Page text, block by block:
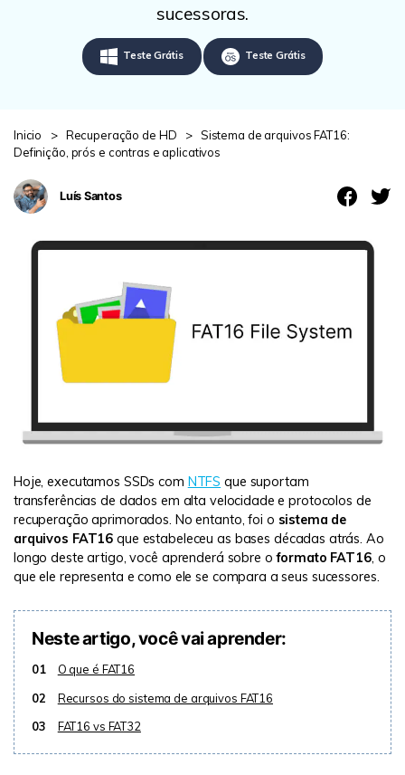
Teste Grátis
Outros Produtos
UBackit - Backup de Dados
ENCONTRAR MAIS SOLUÇÕES
Teste Online
sucessoras.
Teste Grátis Teste Grátis
Inicio > Recuperação de HD > Sistema de arquivos FAT16:
Definição, prós e contras e aplicativos
Luís Santos
Hoje, executamos SSDs com NTFS que suportam
transferências de dados em alta velocidade e protocolos de
recuperação aprimorados. No entanto, foi o sistema de
arquivos FAT16 que estabeleceu as bases décadas atrás. Ao
longo deste artigo, você aprenderá sobre oformato FAT16, o
que ele representa e como ele se compara a seus sucessores.
Neste artigo, você vai aprender:
01
O que é FAT16
02
Recursos do sistema de arquivos FAT16
03
FAT16 vs FAT32